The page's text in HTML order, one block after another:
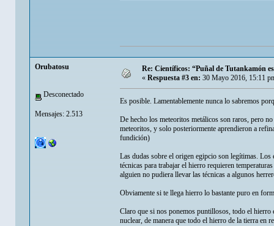
Orubatosu
Desconectado
Mensajes: 2.513
Re: Científicos: “Puñal de Tutankamón
« Respuesta #3 en: 30 Mayo 2016, 15:11
Es posible. Lamentablemente nunca lo sabremos
De hecho los meteoritos metálicos son raros, pero
meteoritos, y solo posteriormente aprendieron a
fundición)
Las dudas sobre el origen egipcio son legítimas.
técnicas para trabajar el hierro requieren
alguien no pudiera llevar las técnicas a algunos
Obviamente si te llega hierro lo bastante puro en
Claro que si nos ponemos puntillosos, todo el hierro
nuclear, de manera que todo el hierro de la tierra en